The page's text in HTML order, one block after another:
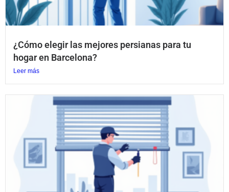
¿Cómo elegir las mejores persianas para tu
hogar en Barcelona?
Leer más